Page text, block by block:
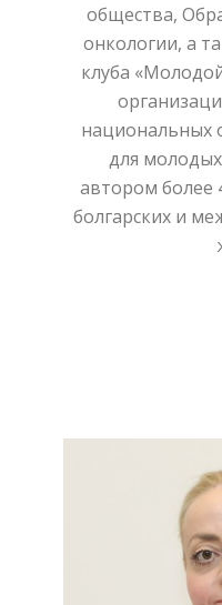
общества,
онкологии, а
клуба
национальных
для
автором более
болгарских и